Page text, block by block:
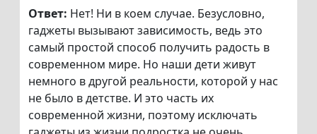
Ответ: Нет! Ни в коем случае. Безусловно,
гаджеты вызывают зависимость, ведь это
самый простой способ получить радость в
современном мире. Но наши дети живут
немного в другой реальности, которой у нас
не было в детстве. И это часть их
современной жизни, поэтому исключать